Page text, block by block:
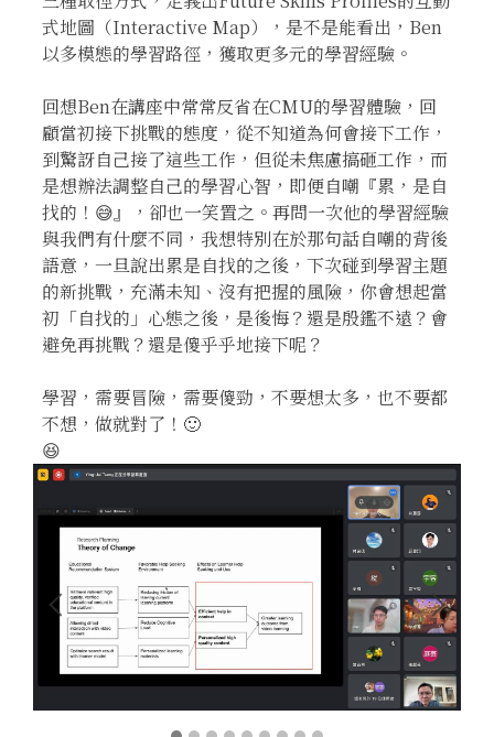
式地圖（Interactive Map），是不是能看出，Ben
以多模態的學習路徑，獲取更多元的學習經驗。
回想Ben在講座中常常反省在CMU的學習體驗，回
顧當初接下挑戰的態度，從不知道為何會接下工作，
到驚訝自己接了這些工作，但從未焦慮搞砸工作，而
是想辦法調整自己的學習心智，即便自嘲『累，是自
找的！😅』，卻也一笑置之。再問一次他的學習經驗
與我們有什麼不同，我想特別在於那句話自嘲的背後
語意，一旦說出累是自找的之後，下次碰到學習主題
的新挑戰，充滿未知、沒有把握的風險，你會想起當
初「自找的」心態之後，是後悔？還是殷鑑不遠？會
避免再挑戰？還是傻乎乎地接下呢？
學習，需要冒險，需要傻勁，不要想太多，也不要都
不想，做就對了！🙂
😆